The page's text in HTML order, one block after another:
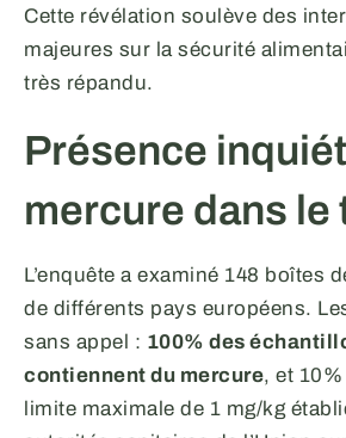
Cette révélation soulève des
majeures sur la sécurité
très répandu.
Présence
mercure dans le
L’enquête a examiné 148 boîtes
de différents pays européens.
sans appel : 100% des
contiennent du mercure, et
limite maximale de 1 mg/kg